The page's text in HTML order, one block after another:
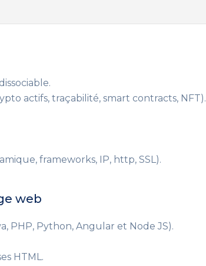
actifs, traçabilité, smart contracts, NFT).
frameworks, IP, http, SSL).
web
PHP, Python, Angular et Node JS).
HTML.